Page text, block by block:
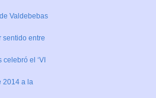
Valdebebas
sentido entre
el ‘VI
2014 a la